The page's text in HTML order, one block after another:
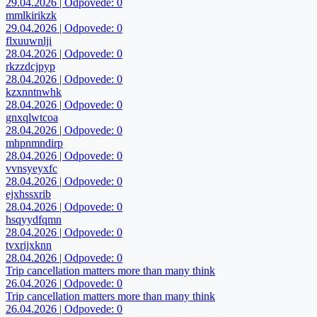
29.04.2026 | Odpovede: 0
mmlkirikzk
29.04.2026 | Odpovede: 0
flxuuwnlji
28.04.2026 | Odpovede: 0
rkzzdcjpyp
28.04.2026 | Odpovede: 0
kzxnntnwhk
28.04.2026 | Odpovede: 0
gnxqlwtcoa
28.04.2026 | Odpovede: 0
mhpnmndirp
28.04.2026 | Odpovede: 0
vvnsyeyxfc
28.04.2026 | Odpovede: 0
ejxhssxrib
28.04.2026 | Odpovede: 0
hsqyydfqmn
28.04.2026 | Odpovede: 0
tvxrijxknn
28.04.2026 | Odpovede: 0
Trip cancellation matters more than many think
26.04.2026 | Odpovede: 0
Trip cancellation matters more than many think
26.04.2026 | Odpovede: 0